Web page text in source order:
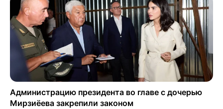
Администрацию президента во главе с дочерью
Мирзиёева закрепили законом